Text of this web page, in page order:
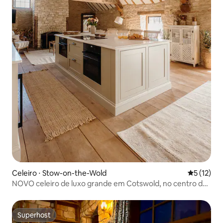
Celeiro ⋅ Stow-on-the-Wold 5 de uma
5 (12)
NOVO celeiro de luxo grande em Cotswold, no centro de
Superhost
Superhost